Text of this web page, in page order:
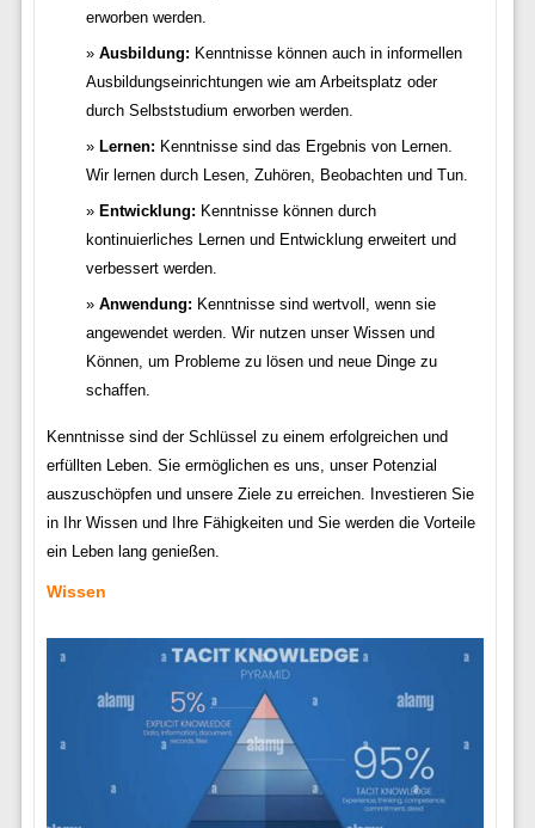
erworben werden.
Ausbildung: Kenntnisse können auch in informellen
Ausbildungseinrichtungen wie am Arbeitsplatz oder
durch Selbststudium erworben werden.
Lernen: Kenntnisse sind das Ergebnis von Lernen.
Wir lernen durch Lesen, Zuhören, Beobachten und Tun.
Entwicklung: Kenntnisse können durch
kontinuierliches Lernen und Entwicklung erweitert und
verbessert werden.
Anwendung: Kenntnisse sind wertvoll, wenn sie
angewendet werden. Wir nutzen unser Wissen und
Können, um Probleme zu lösen und neue Dinge zu
schaffen.
Kenntnisse sind der Schlüssel zu einem erfolgreichen und
erfüllten Leben. Sie ermöglichen es uns, unser Potenzial
auszuschöpfen und unsere Ziele zu erreichen. Investieren Sie
in Ihr Wissen und Ihre Fähigkeiten und Sie werden die Vorteile
ein Leben lang genießen.
Wissen